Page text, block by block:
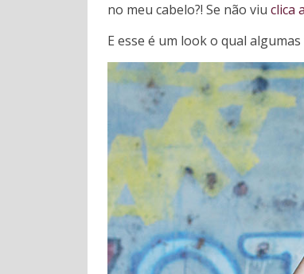
no meu cabelo?! Se não viuclica
E esse é um look o qual